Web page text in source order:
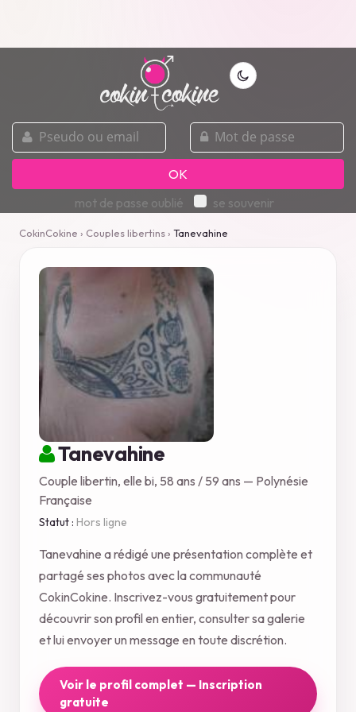
pseudo
ou
email
mot
de
passe
OK
mot de passe oublié
se souvenir
CokinCokine › Couples libertins› Tanevahine
Tanevahine
Couple libertin, elle bi, 58 ans / 59 ans — Polynésie
Française
Statut : Hors ligne
Tanevahine a rédigé une présentation complète et
partagé ses photos avec la communauté
CokinCokine. Inscrivez-vous gratuitement pour
découvrir son profil en entier, consulter sa galerie
et lui envoyer un message en toute discrétion.
Voir le profil complet — Inscription
gratuite